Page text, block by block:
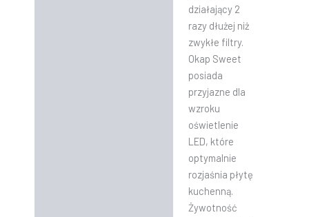
działający 2
razy dłużej niż
zwykłe filtry.
Okap Sweet
posiada
przyjazne dla
wzroku
oświetlenie
LED, które
optymalnie
rozjaśnia płytę
kuchenną.
Żywotność